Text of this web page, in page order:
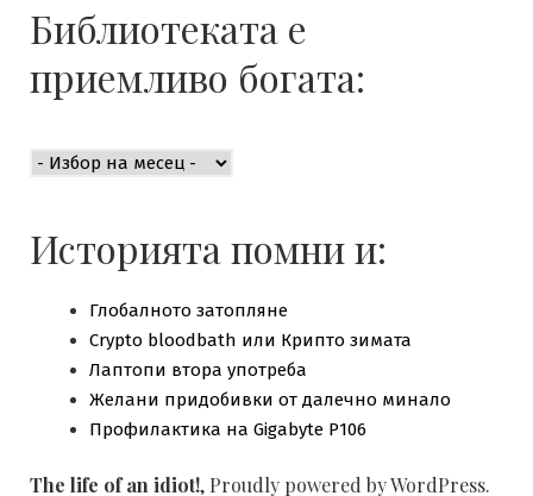
Библиотеката е
приемливо богата:
Историята помни и:
Глобалното затопляне
Crypto bloodbath или Крипто зимата
Лаптопи втора употреба
Желани придобивки от далечно минало
Профилактика на Gigabyte P106
The life of an idiot!, Proudly powered by WordPress.